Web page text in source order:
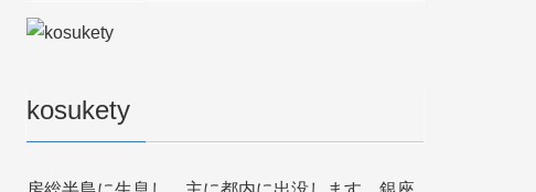
kosukety